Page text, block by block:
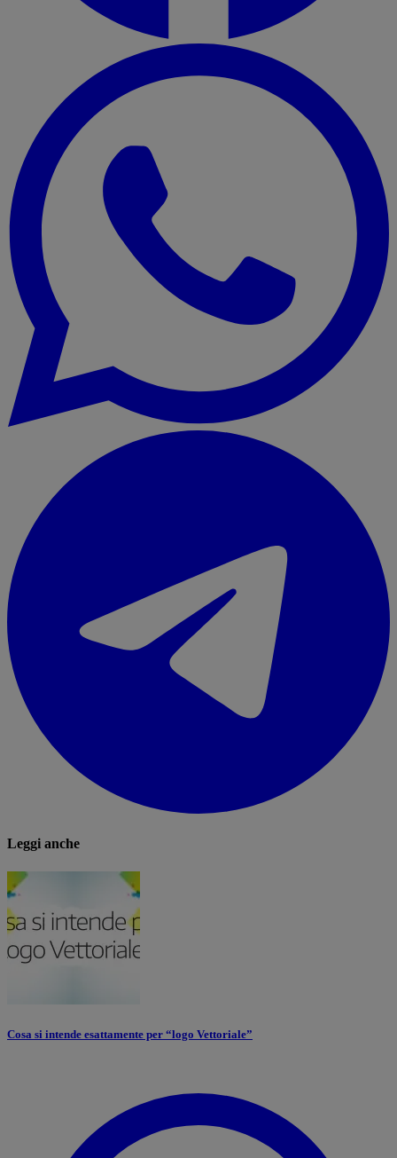
Leggi anche
Cosa si intende esattamente per “logo Vettoriale”